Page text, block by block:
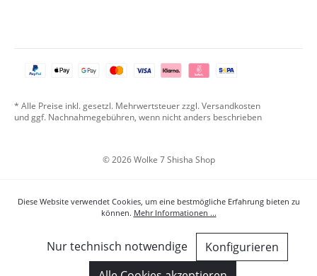
© 2026 Wolke 7 Shisha Shop
* Alle Preise inkl. gesetzl. Mehrwertsteuer zzgl. Versandkosten
und ggf. Nachnahmegebühren, wenn nicht anders beschrieben
Diese Website verwendet Cookies, um eine bestmögliche Erfahrung bieten zu
können. Mehr Informationen ...
Nur technisch notwendige
Konfigurieren